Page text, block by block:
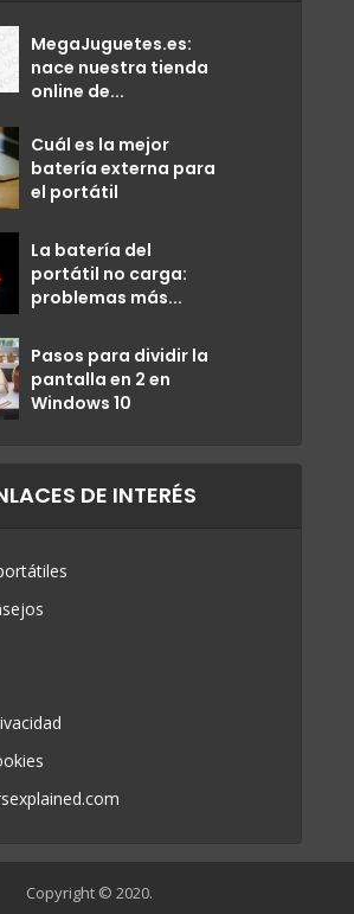
MegaJuguetes.es:
nace nuestra tienda
online de...
Cuál es la mejor
batería externa para
el portátil
La batería del
portátil no carga:
problemas más...
Pasos para dividir la
pantalla en 2 en
Windows 10
DE INTERÉS
Copyright © 2020.